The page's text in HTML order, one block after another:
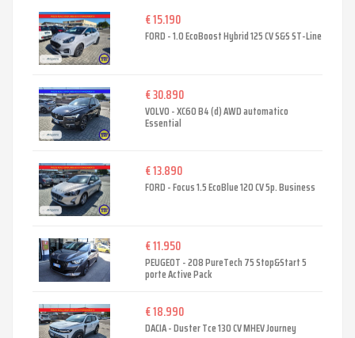
€ 15.190
FORD - 1.0 EcoBoost Hybrid 125 CV S&S ST-Line
€ 30.890
VOLVO - XC60 B4 (d) AWD automatico
Essential
€ 13.890
FORD - Focus 1.5 EcoBlue 120 CV 5p. Business
€ 11.950
PEUGEOT - 208 PureTech 75 Stop&Start 5
porte Active Pack
€ 18.990
DACIA - Duster Tce 130 CV MHEV Journey